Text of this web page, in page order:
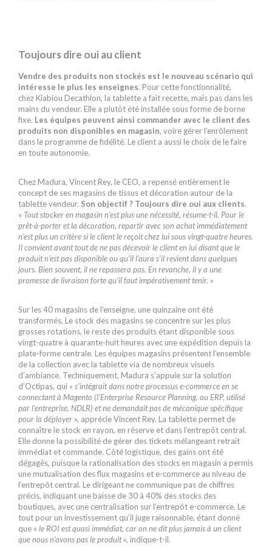
Toujours dire oui au client
Vendre des produits non stockés est le nouveau scénario qui
intéresse le plus les enseignes. Pour cette fonctionnalité,
chez Kiabiou Decathlon, la tablette a fait recette, mais pas dans les
mains du vendeur. Elle a plutôt été installée sous forme de borne
fixe. Les équipes peuvent ainsi commander avec le client des
produits non disponibles en magasin, voire gérer l’enrôlement
dans le programme de fidélité. Le client a aussi le choix de le faire
en toute autonomie.
Chez Madura, Vincent Rey, le CEO, a repensé entièrement le
concept de ses magasins de tissus et décoration autour de la
tablette vendeur. Son objectif ? Toujours dire oui aux clients.
« Tout stocker en magasin n’est plus une nécessité, résume-t-il. Pour le
prêt-à-porter et la décoration, repartir avec son achat immédiatement
n’est plus un critère si le client le reçoit chez lui sous vingt-quatre heures.
Il convient avant tout de ne pas décevoir le client en lui disant que le
produit n’est pas disponible ou qu’il l’aura s’il revient dans quelques
jours. Bien souvent, il ne repassera pas. En revanche, il y a une
promesse de livraison forte qu’il faut impérativement tenir. »
Sur les 40 magasins de l’enseigne, une quinzaine ont été
transformés. Le stock des magasins se concentre sur les plus
grosses rotations, le reste des produits étant disponible sous
vingt-quatre à quarante-huit heures avec une expédition depuis la
plate-forme centrale. Les équipes magasins présentent l’ensemble
de la collection avec la tablette via de nombreux visuels
d’ambiance. Techniquement, Madura s’appuie sur la solution
d’Octipas, qui « s’intégrait dans notre processus ­e-commerce en se
connectant à Magento (l’Enterprise Resource Planning, ou ERP, utilisé
par l’entreprise, NDLR) et ne demandait pas de mécanique spécifique
pour la déployer », apprécie Vincent Rey. La tablette permet de
connaître le stock en rayon, en réserve et dans l’entrepôt central.
Elle donne la possibilité de gérer des tickets mélangeant retrait
immédiat et commande. Côté logistique, des gains ont été
dégagés, puisque la rationalisation des stocks en magasin a permis
une mutualisation des flux magasins et e-commerce au niveau de
l’entrepôt central. Le dirigeant ne communique pas de chiffres
précis, indiquant une baisse de 30 à 40% des stocks des
boutiques, avec une centralisation sur l’entrepôt e-commerce. Le
tout pour un investissement qu’il juge raisonnable, étant donné
que « le ROI est quasi immédiat, car on ne dit plus jamais à un client
que nous n’avons pas le produit», indique-t-il.